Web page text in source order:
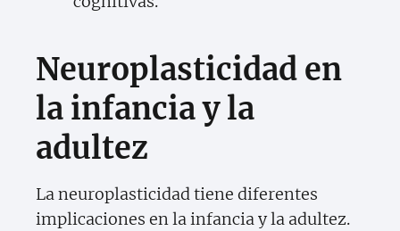
Neuroplasticidad en
la infancia y la
adultez
La neuroplasticidad tiene diferentes
implicaciones en la infancia y la adultez.